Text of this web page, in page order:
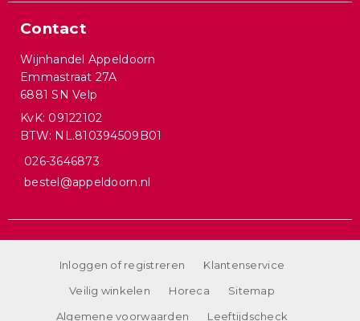
Contact
Wijnhandel Appeldoorn
Emmastraat 27A
6881 SN Velp
KvK: 09122102
BTW: NL.810394509B01
026-3646873
bestel@appeldoorn.nl
Inloggen of registreren
Klantenservice
Veilig winkelen
Horeca
Sitemap
Algemene voorwaarden
Leeftijdscheck